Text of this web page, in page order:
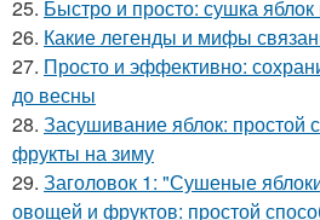
25. Быстро и просто: сушка яблок
26. Какие легенды и мифы
27. Просто и эффективно:
до весны
28. Засушивание яблок: простой
фрукты на зиму
29. Заголовок 1: "Сушеные
овощей и фруктов: простой